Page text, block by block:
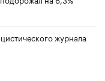
журнала